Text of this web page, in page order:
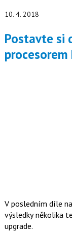
10. 4. 2018
Postavte si dokonalý počítač s
V posledním díle
výsledky několika
upgrade.